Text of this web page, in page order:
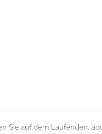
Sie auf dem Laufenden,